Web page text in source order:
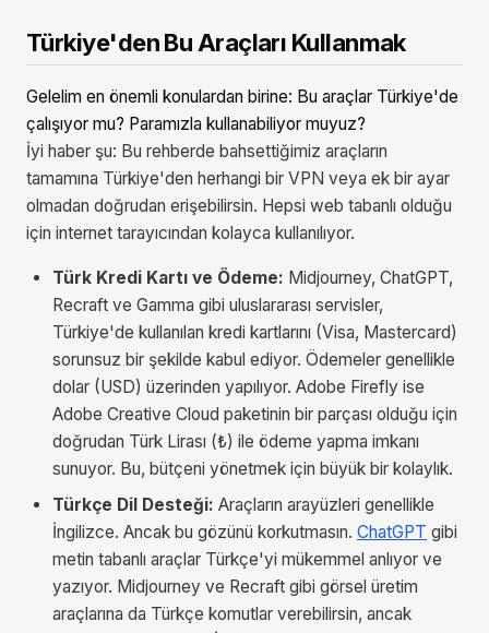
Türkiye'den Bu Araçları Kullanmak
Gelelim en önemli konulardan birine: Bu araçlar Türkiye'de
çalışıyor mu? Paramızla kullanabiliyor muyuz?
İyi haber şu: Bu rehberde bahsettiğimiz araçların
tamamına Türkiye'den herhangi bir VPN veya ek bir ayar
olmadan doğrudan erişebilirsin. Hepsi web tabanlı olduğu
için internet tarayıcından kolayca kullanılıyor.
Türk Kredi Kartı ve Ödeme: Midjourney, ChatGPT,
Recraft ve Gamma gibi uluslararası servisler,
Türkiye'de kullanılan kredi kartlarını (Visa, Mastercard)
sorunsuz bir şekilde kabul ediyor. Ödemeler genellikle
dolar (USD) üzerinden yapılıyor. Adobe Firefly ise
Adobe Creative Cloud paketinin bir parçası olduğu için
doğrudan Türk Lirası (₺) ile ödeme yapma imkanı
sunuyor. Bu, bütçeni yönetmek için büyük bir kolaylık.
Türkçe Dil Desteği: Araçların arayüzleri genellikle
İngilizce. Ancak bu gözünü korkutmasın. ChatGPT gibi
metin tabanlı araçlar Türkçe'yi mükemmel anlıyor ve
yazıyor. Midjourney ve Recraft gibi görsel üretim
araçlarına da Türkçe komutlar verebilirsin, ancak